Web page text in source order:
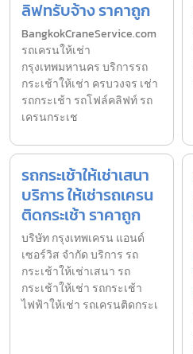
ลิฟทรับจ้าง ราคาถูก
BangkokCraneService.com
รถเครนให้เช่า
กรุงเทพมหานคร บริการรถ
กระเช้าให้เช่า ครบวงจร เช่า
รถกระเช้า รถโฟล์คลิฟท์ รถ
เครนกระเช
รถกระเช้าให้เช่าเสนา
บริการ ให้เช่ารถเครน
ติดกระเช้า ราคาถูก
บริษัท กรุงเทพเครน แอนด์
เซอร์วิส จำกัด บริการ รถ
กระเช้าให้เช่าเสนา รถ
กระเช้าให้เช่า รถกระเช้า
ไฟฟ้าให้เช่า รถเครนติดกระเ